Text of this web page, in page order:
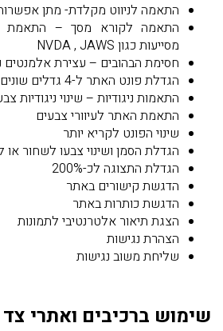
התאמה לניווט מקלדת- מתן
התאמה לקורא מסך – התאמת
מסייעות כגון NVDA , JAWS
חסימת הבהובים – עצירת אלמנטים
הגדלת פונט האתר ל-4 גדלים שונים
התאמות ניגודיות – שינוי ניגודיות
התאמת האתר לעיוורי צבעים
שינוי הפונט לקריא יותר
הגדלת הסמן ושינוי צבעו לשחור או
הגדלת התצוגה לכ-200%
הדגשת קישורים באתר
הדגשת כותרות באתר
הצגת תיאור אלטרנטיבי לתמונות
הצהרת נגישות
שליחת משוב נגישות
שימוש ברכיבים ואתרי